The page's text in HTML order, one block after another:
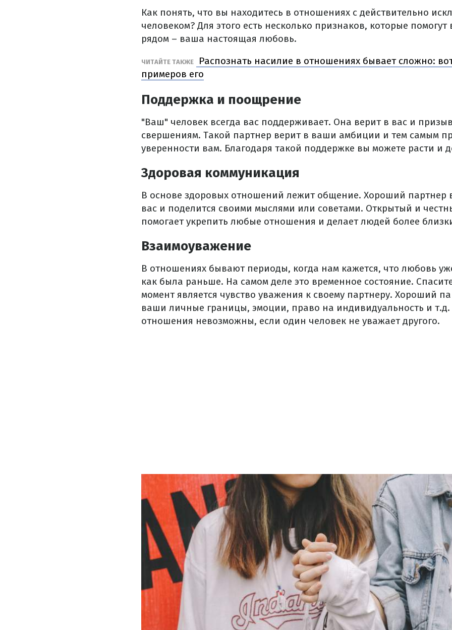
Как понять, что вы находитесь в отношениях с действительно
человеком? Для этого есть несколько признаков, которые помогут
рядом – ваша настоящая любовь.
ЧИТАЙТЕ ТАКЖЕ
Распознать насилие в отношениях бывает сложно:
примеров его
Поддержка и поощрение
"Ваш" человек всегда вас поддерживает. Она верит в вас и
свершениям. Такой партнер верит в ваши амбиции и тем самым
уверенности вам. Благодаря такой поддержке вы можете расти и
Здоровая коммуникация
В основе здоровых отношений лежит общение. Хороший партнер
вас и поделится своими мыслями или советами. Открытый и
помогает укрепить любые отношения и делает людей более
Взаимоуважение
В отношениях бывают периоды, когда нам кажется, что любовь
как была раньше. На самом деле это временное состояние.
момент является чувство уважения к своему партнеру. Хороший
ваши личные границы, эмоции, право на индивидуальность и
отношения невозможны, если один человек не уважает другого.